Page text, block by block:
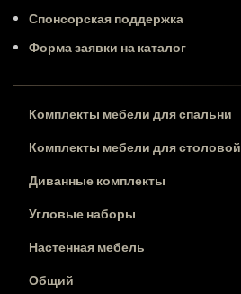
Спонсорская поддержка
Форма заявки на каталог
Комплекты мебели для спальни
Комплекты мебели для столовой
Диванные комплекты
Угловые наборы
Настенная мебель
Общий